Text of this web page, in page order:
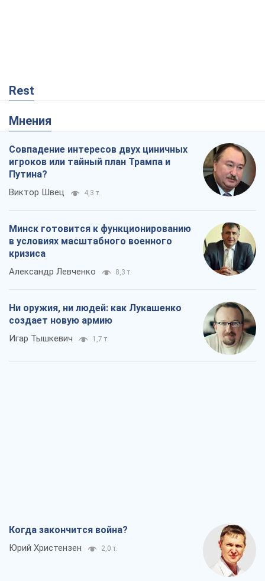
Rest
Мнения
Совпадение интересов двух циничных
игроков или тайный план Трампа и
Путина?
Виктор Швец 4,3 т.
Минск готовится к функционированию
в условиях масштабного военного
кризиса
Александр Левченко 8,3 т.
Ни оружия, ни людей: как Лукашенко
создает новую армию
Игар Тышкевич 1,7 т.
Когда закончится война?
Юрий Христензен 2,0 т.